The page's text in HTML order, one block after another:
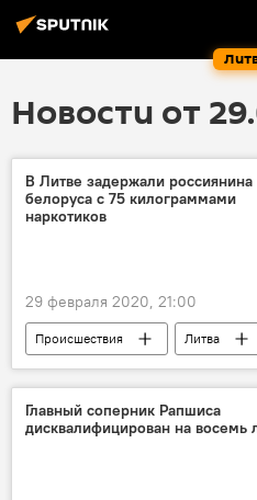
Новости от
В Литве задержали россиянина
белоруса с 75 килограммами
наркотиков
29 февраля 2020, 21:00
Происшествия Литва
Главный соперник Рапшиса
дисквалифицирован на восемь